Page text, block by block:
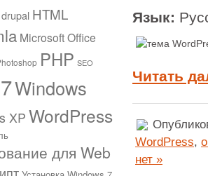
drupal HTML
Microsoft Office
PHP SEO
Windows
XPWordPress
для Web
Язык:
Читать
WordPress,
нет »